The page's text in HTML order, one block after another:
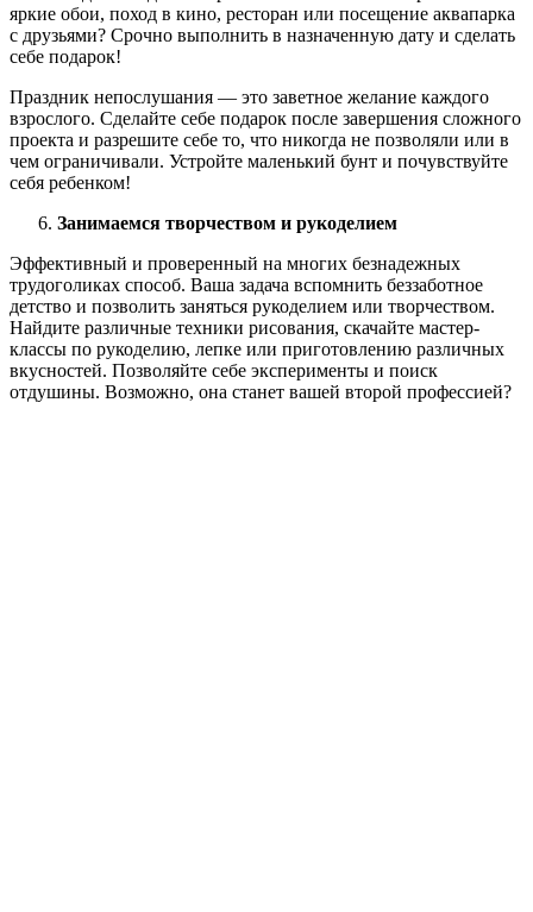
яркие обои, поход в кино, ресторан или посещение аквапарка
с друзьями? Срочно выполнить в назначенную дату и сделать
себе подарок!
Праздник непослушания — это заветное желание каждого
взрослого. Сделайте себе подарок после завершения сложного
проекта и разрешите себе то, что никогда не позволяли или в
чем ограничивали. Устройте маленький бунт и почувствуйте
себя ребенком!
Занимаемся творчеством и рукоделием
Эффективный и проверенный на многих безнадежных
трудоголиках способ. Ваша задача вспомнить беззаботное
детство и позволить заняться рукоделием или творчеством.
Найдите различные техники рисования, скачайте мастер-
классы по рукоделию, лепке или приготовлению различных
вкусностей. Позволяйте себе эксперименты и поиск
отдушины. Возможно, она станет вашей второй профессией?